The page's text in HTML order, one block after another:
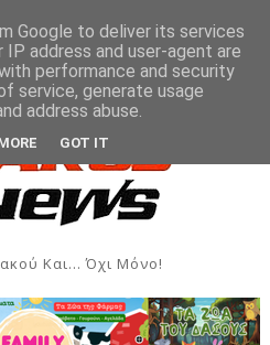
Θεία Λειτουργία στην Ιερά Μονή
Και... Όχι Μόνο!
Google to deliver its services
address and user-agent are
performance and security
service, generate usage
address abuse.
GOT IT